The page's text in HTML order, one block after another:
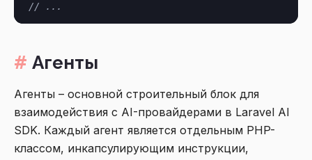
// ...
Агенты
Агенты – основной строительный блок для
взаимодействия с AI-провайдерами в Laravel AI
SDK. Каждый агент является отдельным PHP-
классом, инкапсулирующим инструкции,